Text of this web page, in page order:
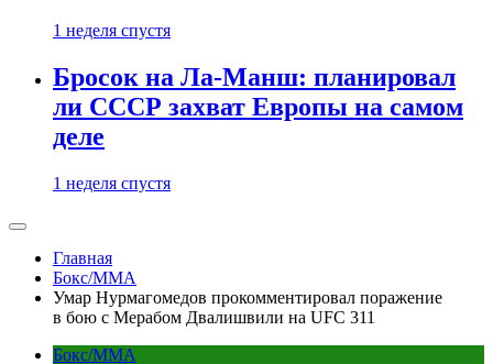
1 неделя спустя
Бросок на Ла-Манш: планировал
ли СССР захват Европы на самом
деле
1 неделя спустя
Главная
Бокс/MMA
Умар Нурмагомедов прокомментировал поражение
в бою с Мерабом Двалишвили на UFC 311
Бокс/MMA